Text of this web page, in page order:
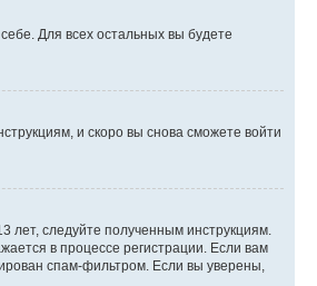
Для всех остальных вы будете
и скоро вы снова сможете войти
лет, следуйте полученным инструкциям.
в процессе регистрации. Если вам
спам-фильтром. Если вы уверены,